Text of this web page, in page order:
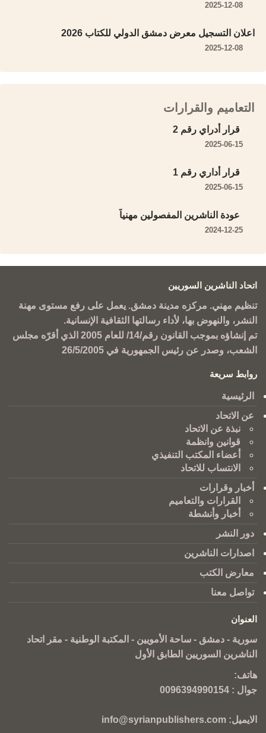
2025-12-08
اعلان التسجيل معرض دمشق الدولي للكتاب 2026
2025-12-08
التعاميم والقرارات
قرار أدراي رقم 2
2025-06-15
قرار أداري رقم 1
2025-06-15
عودة الناشرين المفصولين مهنياً
2024-12-25
اتحاد الناشرين السوريين
تنظيم مهني. مركزه مدينة دمشق. يعمل على رفع مستوى مهنة
النشر، والنهوض بها، لأداء رسالتها الثقافية الإنسانية.
تم إنشاؤه بموجب القانون رقم/14/ للعام 2005 الذي أقرّه مجلس
الشعب، وصدر عن رئيس الجمهورية في 26/5/2005
روابط سريعة
الرئيسية
عن الاتحاد
نبذة عن الاتحاد
قوانين وانظمة
أعضاء المكتب التنفيذي
الانتساب للاتحاد
أخبار وقرارات
القرارات والتعاميم
أخبار وأنشطة
دور النشر
اصدارات الناشرين
معارض الكتب
تواصل معنا
العنوان
سورية - دمشق - ساحة الأمويين - المكتبة الوطنية - مقر اتحاد
الناشرين السوريين الطابق الأول
هاتف:
جوال : 0096394990154
الايميل: info@syrianpublishers.com